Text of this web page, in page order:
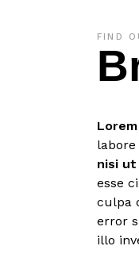
FIND
Lorem
nisi ut
esse
culpa
error
illo